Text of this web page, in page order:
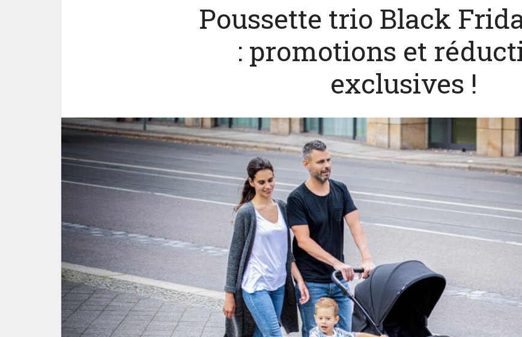
Poussette trio Black
: promotions et
exclusives !